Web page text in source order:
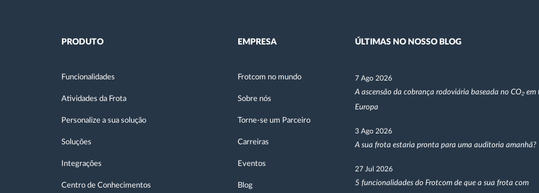
PRODUTO
Funcionalidades
Atividades da Frota
Personalize a sua solução
Soluções
Integrações
Centro de Conhecimentos
EMPRESA
Frotcom no mundo
Sobre nós
Torne-se um Parceiro
Carreiras
Eventos
Blog
ÚLTIMAS NO NOSSO BLOG
7 Ago 2026
A ascensão da cobrança rodoviária baseada no CO₂ em
Europa
3 Ago 2026
A sua frota estaria pronta para uma auditoria amanhã?
27 Jul 2026
5 funcionalidades do Frotcom de que a sua frota com